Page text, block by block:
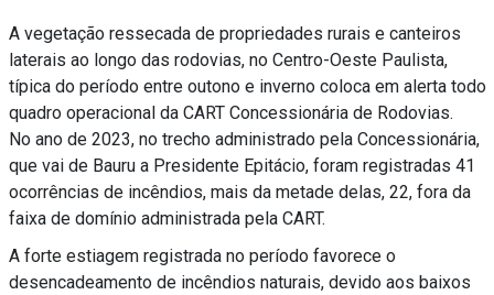
A vegetação ressecada de propriedades rurais e canteiros
laterais ao longo das rodovias, no Centro-Oeste Paulista,
típica do período entre outono e inverno coloca em alerta todo
quadro operacional da CART Concessionária de Rodovias.
No ano de 2023, no trecho administrado pela Concessionária,
que vai de Bauru a Presidente Epitácio, foram registradas 41
ocorrências de incêndios, mais da metade delas, 22, fora da
faixa de domínio administrada pela CART.
A forte estiagem registrada no período favorece o
desencadeamento de incêndios naturais, devido aos baixos